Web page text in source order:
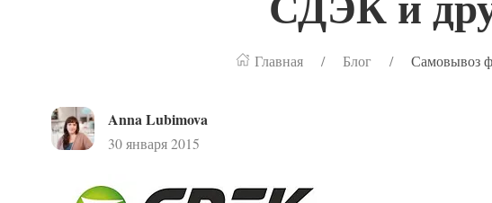
Главная Блог Самовывоз
Anna Lubimova
30 января 2015